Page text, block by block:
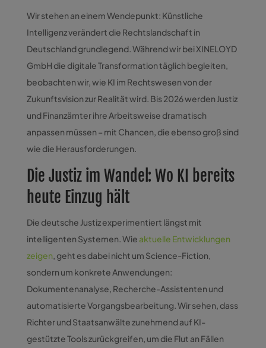
Wir stehen an einem Wendepunkt: Künstliche
Intelligenz verändert die Rechtslandschaft in
Deutschland grundlegend. Während wir bei XINELOYD
GmbH die digitale Transformation täglich begleiten,
beobachten wir, wie KI im Rechtswesen von der
Zukunftsvision zur Realität wird. Bis 2026 werden Justiz
und Finanzämter ihre Arbeitsweise dramatisch
anpassen müssen – mit Chancen, die ebenso groß sind
wie die Herausforderungen.
Die Justiz im Wandel: Wo KI bereits
heute Einzug hält
Die deutsche Justiz experimentiert längst mit
intelligenten Systemen. Wie aktuelle Entwicklungen
zeigen, geht es dabei nicht um Science-Fiction,
sondern um konkrete Anwendungen:
Dokumentenanalyse, Recherche-Assistenten und
automatisierte Vorgangsbearbeitung. Wir sehen, dass
Richter und Staatsanwälte zunehmend auf KI-
gestützte Tools zurückgreifen, um die Flut an Fällen